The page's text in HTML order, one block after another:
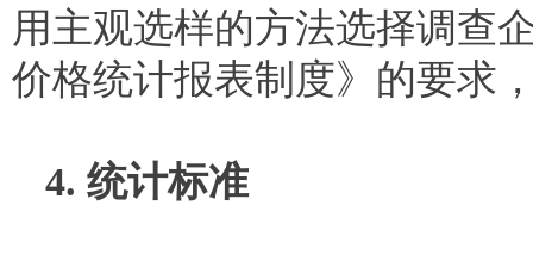
用主观选样的方法选择调查
价格统计报表制度》的要求
4. 统计标准